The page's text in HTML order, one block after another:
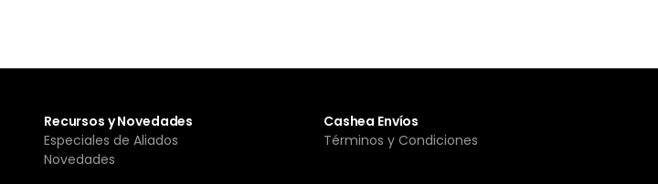
Recursos y Novedades
Especiales de Aliados
Novedades
Cashea Envíos
Términos y Condiciones